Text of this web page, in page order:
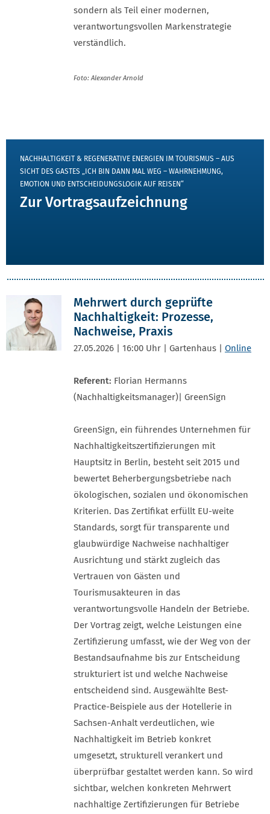
sondern als Teil einer modernen,
verantwortungsvollen Markenstrategie
verständlich.
Foto: Alexander Arnold
NACHHALTIGKEIT & REGENERATIVE ENERGIEN IM TOURISMUS – AUS
SICHT DES GASTES „ICH BIN DANN MAL WEG – WAHRNEHMUNG,
EMOTION UND ENTSCHEIDUNGSLOGIK AUF REISEN“
Zur Vortragsaufzeichnung
Mehrwert durch geprüfte
Nachhaltigkeit: Prozesse,
Nachweise, Praxis
27.05.2026 | 16:00 Uhr | Gartenhaus | Online
Referent: Florian Hermanns
(Nachhaltigkeitsmanager)| GreenSign
GreenSign, ein führendes Unternehmen für
Nachhaltigkeitszertifizierungen mit
Hauptsitz in Berlin, besteht seit 2015 und
bewertet Beherbergungsbetriebe nach
ökologischen, sozialen und ökonomischen
Kriterien. Das Zertifikat erfüllt EU-weite
Standards, sorgt für transparente und
glaubwürdige Nachweise nachhaltiger
Ausrichtung und stärkt zugleich das
Vertrauen von Gästen und
Tourismusakteuren in das
verantwortungsvolle Handeln der Betriebe.
Der Vortrag zeigt, welche Leistungen eine
Zertifizierung umfasst, wie der Weg von der
Bestandsaufnahme bis zur Entscheidung
strukturiert ist und welche Nachweise
entscheidend sind. Ausgewählte Best-
Practice-Beispiele aus der Hotellerie in
Sachsen-Anhalt verdeutlichen, wie
Nachhaltigkeit im Betrieb konkret
umgesetzt, strukturell verankert und
überprüfbar gestaltet werden kann. So wird
sichtbar, welchen konkreten Mehrwert
nachhaltige Zertifizierungen für Betriebe